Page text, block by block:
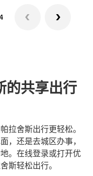
的共享出行
拉舍斯出行更轻松。
，还是去城区办事，
。在线登录或打开优
斯轻松出行。